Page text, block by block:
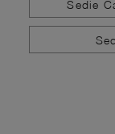
Sedie